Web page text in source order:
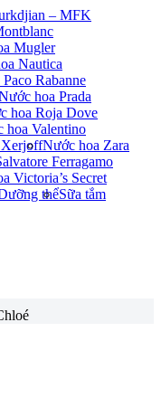
– MFK
Mugler
Nautica
Rabanne
hoa Prada
hoa Roja Dove
hoa Valentino
Nước hoa Zara
Ferragamo
Victoria’s Secret
thểSữa tắm